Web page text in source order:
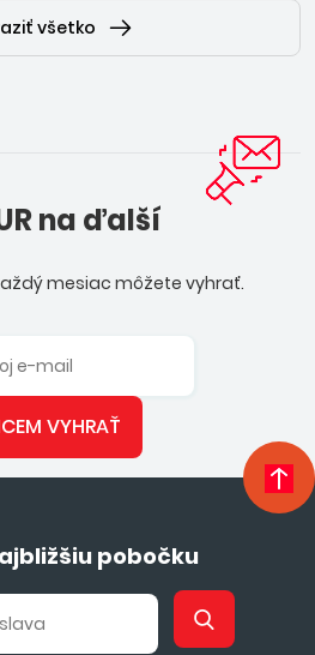
všetko
na ďalší
mesiac môžete vyhrať.
VYHRAŤ
pobočku